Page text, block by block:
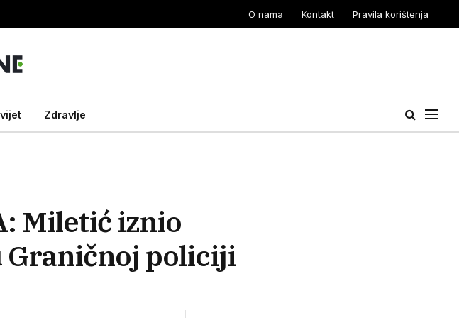
O nama Kontakt Pravila korištenja
Zdravlje
Miletić iznio
Graničnoj policiji